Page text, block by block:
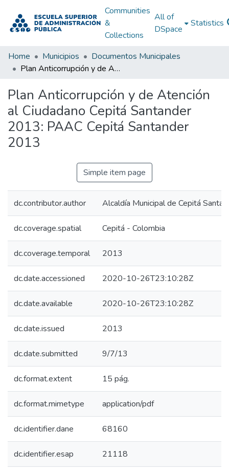
Communities
&
Collections
All of
DSpace
Statistics
Home Municipios
Documentos Municipales
Plan Anticorrupción y de Atención al Ciudadano Cepitá Santander 2013: PAAC Cepitá Santander 2013
Plan Anticorrupción y de Atención
al Ciudadano Cepitá Santander
2013: PAAC Cepitá Santander
2013
Simple item page
dc.contributor.author Alcaldía Municipal de Cepitá
dc.coverage.spatial Cepitá - Colombia
dc.coverage.temporal 2013
dc.date.accessioned 2020-10-26T23:10:28Z
dc.date.available 2020-10-26T23:10:28Z
dc.date.issued 2013
dc.date.submitted 9/7/13
dc.format.extent 15 pág.
dc.format.mimetype application/pdf
dc.identifier.dane 68160
dc.identifier.esap 21118